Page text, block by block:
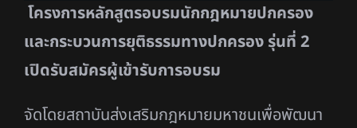
โครงการหลักสูตรอบรมนักกฎหมายปกครอง
และกระบวนการยุติธรรมทางปกครอง รุ่นที่ 2
เปิดรับสมัครผู้เข้ารับการอบรม
จัดโดยสถาบันส่งเสริมกฎหมายมหาชนเพื่อพัฒนา